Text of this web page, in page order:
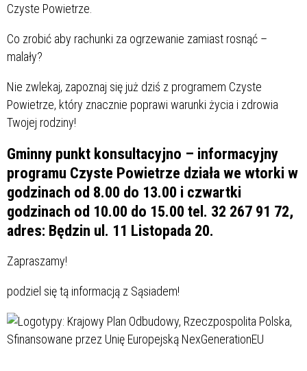
Czyste Powietrze.
Co zrobić aby rachunki za ogrzewanie zamiast rosnąć –
malały?
Nie zwlekaj, zapoznaj się już dziś z programem Czyste
Powietrze, który znacznie poprawi warunki życia i zdrowia
Twojej rodziny!
Gminny punkt konsultacyjno – informacyjny
programu Czyste Powietrze działa we wtorki w
godzinach od 8.00 do 13.00 i czwartki
godzinach od 10.00 do 15.00 tel. 32 267 91 72,
adres: Będzin ul. 11 Listopada 20.
Zapraszamy!
podziel się tą informacją z Sąsiadem!